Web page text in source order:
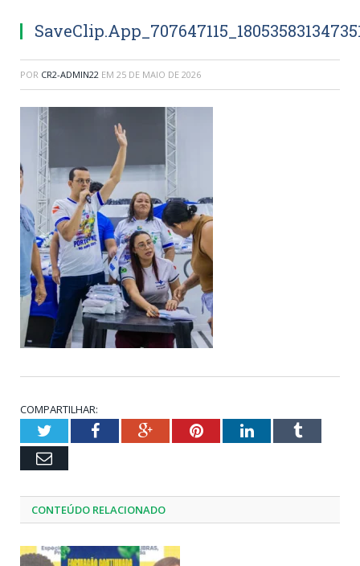
POR CR2-ADMIN22 EM 25 DE MAIO DE 2026
COMPARTILHAR:
TwitterFacebookGoogle+PinterestLinkedInTumblr
Email
CONTEÚDO RELACIONADO